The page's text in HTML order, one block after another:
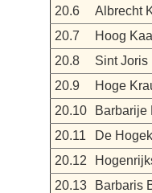
20.6
Albrecht
20.7
Hoog
20.8
Sint Joris
20.9
Hoge
20.10
Barbarije
20.11
De
20.12
20.13
Barbaris